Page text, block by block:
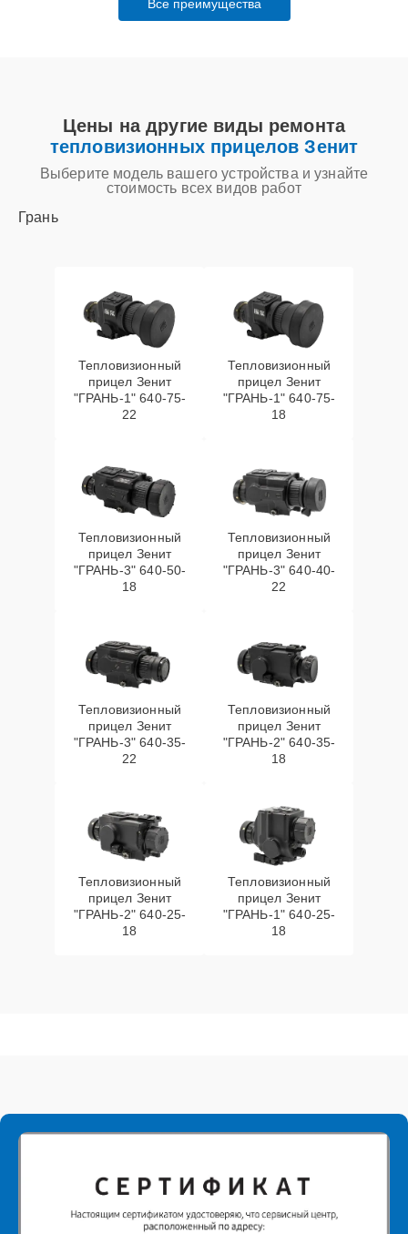
Все преимущества
Цены на другие виды ремонта
тепловизионных прицелов Зенит
Выберите модель вашего устройства и узнайте
стоимость всех видов работ
Грань
Тепловизионный
прицел Зенит
"ГРАНЬ-1" 640-75-
22
Тепловизионный
прицел Зенит
"ГРАНЬ-1" 640-75-
18
Тепловизионный
прицел Зенит
"ГРАНЬ-3" 640-50-
18
Тепловизионный
прицел Зенит
"ГРАНЬ-3" 640-40-
22
Тепловизионный
прицел Зенит
"ГРАНЬ-3" 640-35-
22
Тепловизионный
прицел Зенит
"ГРАНЬ-2" 640-35-
18
Тепловизионный
прицел Зенит
"ГРАНЬ-2" 640-25-
18
Тепловизионный
прицел Зенит
"ГРАНЬ-1" 640-25-
18